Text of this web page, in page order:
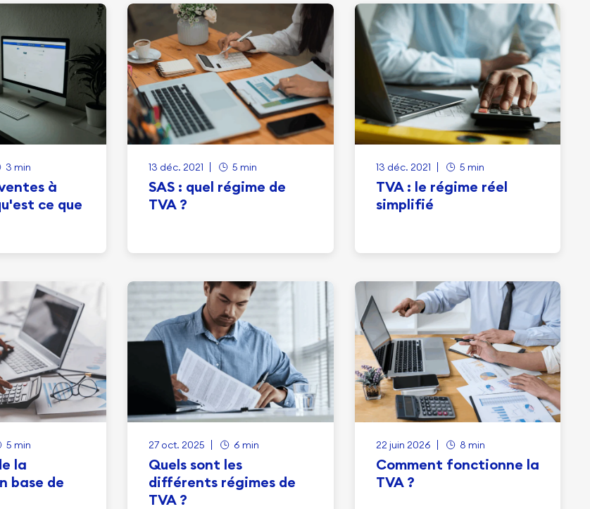
3 min
à
ce que
13 déc. 2021 5 min
SAS : quel régime de
TVA ?
13 déc. 2021 5 min
TVA : le régime réel
simplifié
5 min
la
base de
27 oct. 2025 6 min
Quels sont les
différents régimes de
TVA ?
22 juin 2026 8 min
Comment fonctionne la
TVA ?